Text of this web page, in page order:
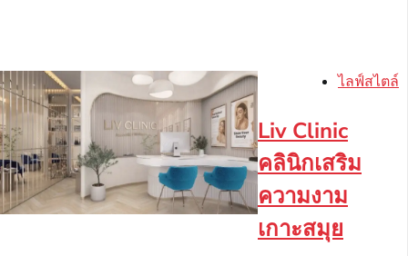
ไลฟ์สไตล์
Liv Clinic
คลินิกเสริม
ความงาม
เกาะสมุย